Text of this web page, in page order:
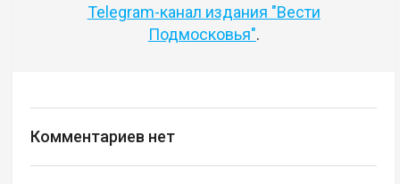
Telegram-канал издания "Вести
Подмосковья".
Комментариев нет